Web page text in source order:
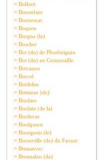
¤ Bolloré
¤ Bonenfant
¤ Bonnescat
¤ Boquen
¤ Borgne (le)
¤ Boscher
¤ Bot (du) de Plouferiguin
¤ Bot (du) en Cornouaille
¤ Botcazou
¤ Botcol
¤ Botdelen
¤ Botmeur (de)
¤ Boulaes
¤ Boulaie (de la)
¤ Boulevar
¤ Boulguern
¤ Bourgeois (le)
¤ Bouteville (de) du Faouet
¤ Brenanvec
¤ Brennalen (de)